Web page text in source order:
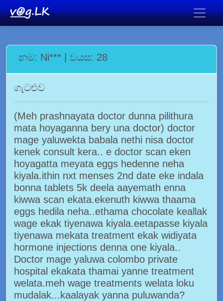
නම: Ni*** | වයස: 28
ගැටළුව
(Meh prashnayata doctor dunna pilithura
mata hoyaganna bery una doctor) doctor
mage yaluwekta babala nethi nisa doctor
kenek consult kera.. e doctor scan eken
hoyagatta meyata eggs hedenne neha
kiyala.ithin nxt menses 2nd date eke indala
bonna tablets 5k deela aayemath enna
kiwwa scan ekata.ekenuth kiwwa thaama
eggs hedila neha..ethama chocolate keallak
wage ekak tiyenawa kiyala.eetapasse kiyala
tiyenawa mekata treatment ekak widiyata
hormone injections denna one kiyala..
Doctor mage yaluwa colombo private
hospital ekakata thamai yanne treatment
welata.meh wage treatments welata loku
mudalak...kaalayak yanna puluwanda?